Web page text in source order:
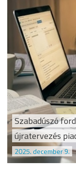
Szabadúszó
újratervezés
2025. december 9.